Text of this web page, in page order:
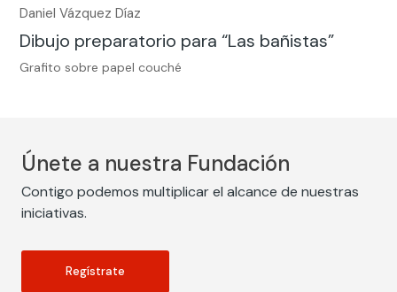
Daniel Vázquez Díaz
Dibujo preparatorio para “Las bañistas”
Grafito sobre papel couché
Únete a nuestra Fundación
Contigo podemos multiplicar el alcance de nuestras
iniciativas.
Regístrate